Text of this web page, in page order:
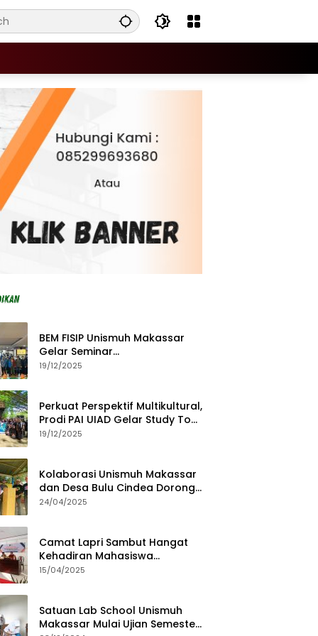
BEM FISIP Unismuh Makassar
Gelar Seminar
Keperempuanan, Bahas
19/12/2025
Perkuat Perspektif Multikultural,
Prodi PAI UIAD Gelar Study Tour
ke Kajang
19/12/2025
Kolaborasi Unismuh Makassar
dan Desa Bulu Cindea Dorong
Sentra Garam Industri
24/04/2025
Camat Lapri Sambut Hangat
Kehadiran Mahasiswa
PoltekMu
15/04/2025
Satuan Lab School Unismuh
Makassar Mulai Ujian Semester,